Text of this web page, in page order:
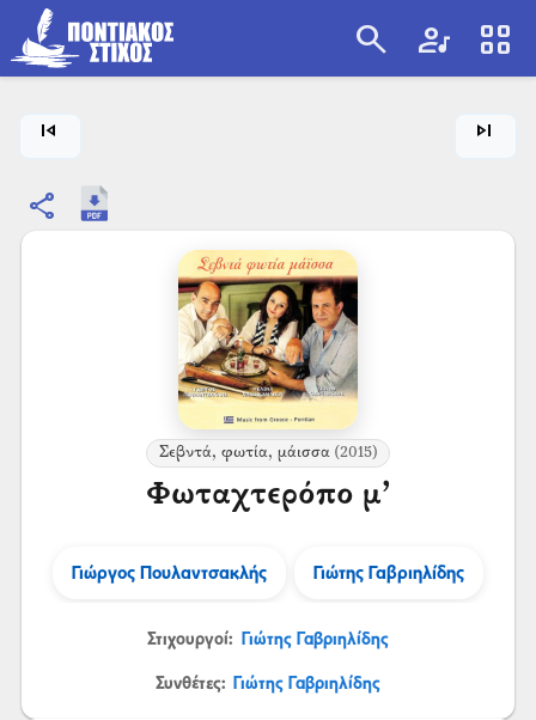
search artist view_cozy
skip_previous skip_next
share
Σεβντά, φωτία, μάισσα(2015)
Φωταχτερόπο μ’
Γιώργος Πουλαντσακλής Γιώτης Γαβριηλίδης
Στιχουργοί: Γιώτης Γαβριηλίδης
Συνθέτες: Γιώτης Γαβριηλίδης